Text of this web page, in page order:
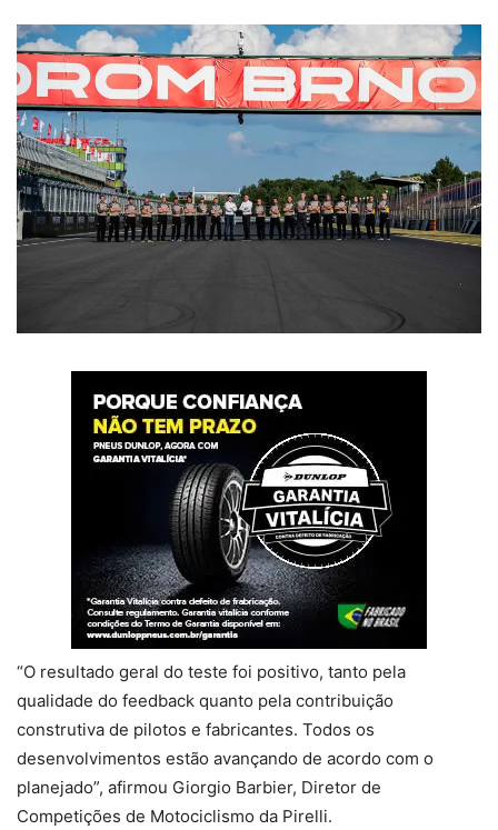
“O resultado geral do teste foi positivo, tanto pela
qualidade do feedback quanto pela contribuição
construtiva de pilotos e fabricantes. Todos os
desenvolvimentos estão avançando de acordo com o
planejado”, afirmou Giorgio Barbier, Diretor de
Competições de Motociclismo da Pirelli.